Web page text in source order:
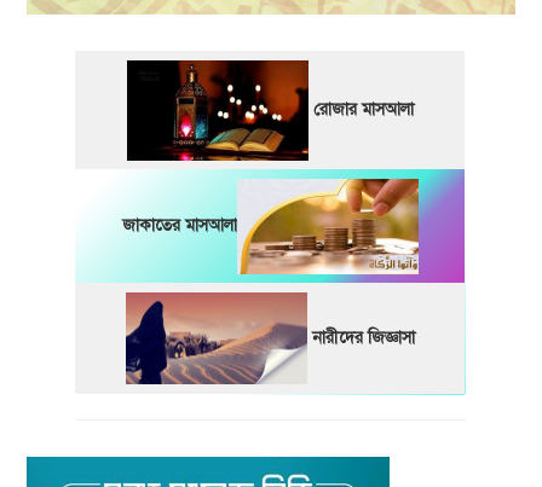
রোজার মাসআলা
জাকাতের মাসআলা
নারীদের জিজ্ঞাসা